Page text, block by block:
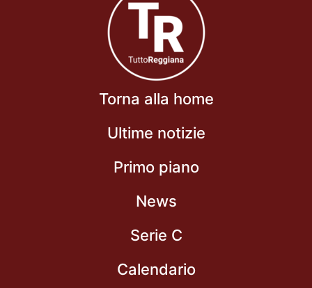
Torna alla home
Ultime notizie
Primo piano
News
Serie C
Calendario